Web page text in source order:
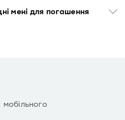
мені для погашення